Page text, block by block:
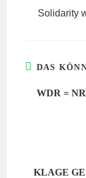
Solidarity
DAS
WDR =
KLAGE